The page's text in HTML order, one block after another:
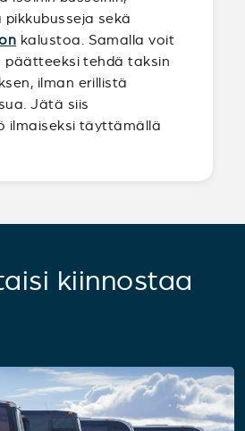
sekä
kalustoa. Samalla voit
päätteeksi tehdä taksin
ilman erillistä
Jätä siis
ilmaiseksi täyttämällä
kiinnostaa